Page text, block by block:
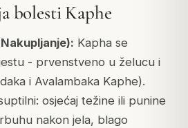
bolesti Kaphe
Kapha se
- prvenstveno u želucu i
i Avalambaka Kaphe).
osjećaj težine ili punine
nakon jela, blago